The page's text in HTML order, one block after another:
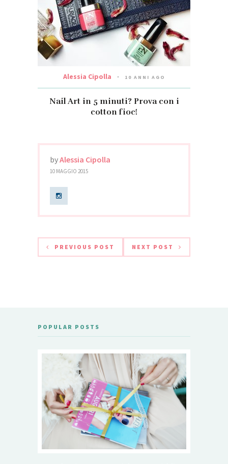
Alessia Cipolla 10 ANNI AGO
Nail Art in 5 minuti? Prova con i
cotton fioc!
byAlessia Cipolla
10 MAGGIO 2015
PREVIOUS POST NEXT POST
POPULAR POSTS